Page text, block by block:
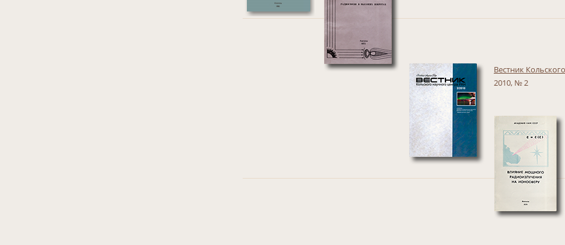
Вестник
2010, № 2